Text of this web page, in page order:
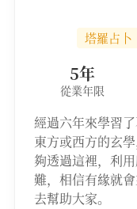
塔羅占卜
5年
從業年限
經過六年來學習
東方或西方的玄
夠透過這裡，利
難，相信有緣就
去幫助大家。